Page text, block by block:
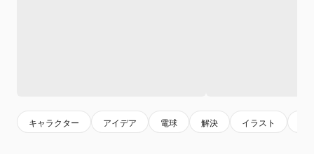
キャラクター アイデア 電球 解決 イラスト